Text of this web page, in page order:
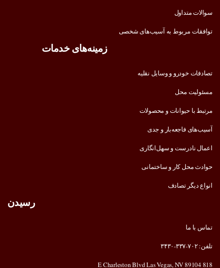
سوالات متداول
توافقات مربوط به آسیب‌های شخصی
زمینه‌های خدمات
تصادفات خودرو و وسایل نقلیه
مسئولیت محل
مرتبط با حیوانات و محصولات
آسیب‌های فاجعه‌بار و جدی
اعمال نادرست و سهل‌انگاری
حوادث محل کار و ساختمانی
انواع دیگر تصادف
رسیدن
تماس با ما
تلفن: ۷۰۲-۳۳۷-۳۴۳۰
818 E Charleston Blvd Las Vegas, NV 89104